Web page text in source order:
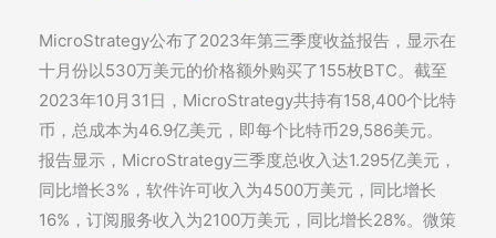
MicroStrategy公布了2023年第三季度收益报告，显示在
十月份以530万美元的价格额外购买了155枚BTC。截至
2023年10月31日，MicroStrategy共持有158,400个比特
币，总成本为46.9亿美元，即每个比特币29,586美元。
报告显示，MicroStrategy三季度总收入达1.295亿美元，
同比增长3%，软件许可收入为4500万美元，同比增长
16%，订阅服务收入为2100万美元，同比增长28%。微策